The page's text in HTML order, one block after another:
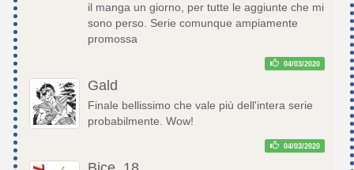
il manga un giorno, per tutte le aggiunte che mi
sono perso. Serie comunque ampiamente
promossa
04/03/2020
Gald
Finale bellissimo che vale più dell'intera serie
probabilmente. Wow!
04/03/2020